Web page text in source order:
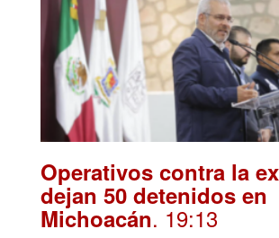
Operativos contra la
dejan 50 detenidos en
Michoacán. 19:13